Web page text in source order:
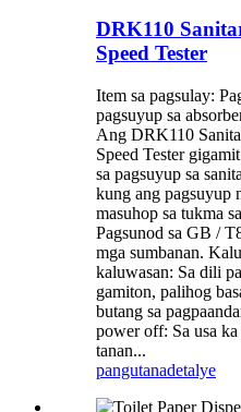
DRK110
Speed ​​​​Tester
Item sa pagsulay:
pagsuyup sa
Ang DRK110
Speed ​​​​Tester
sa pagsuyup sa
kung ang pagsuyup
masuhop sa tukma
Pagsunod sa GB /
mga sumbanan.
kaluwasan: Sa dili
gamiton, palihog
butang sa
power off: Sa usa
tanan...
pangutanadetalye